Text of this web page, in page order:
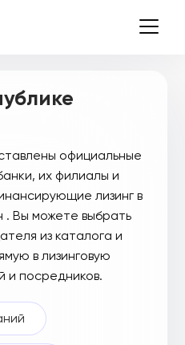
официальные
их филиалы и
лизинг в
. Вы можете выбрать
из каталога и
в лизинговую
и посредников.